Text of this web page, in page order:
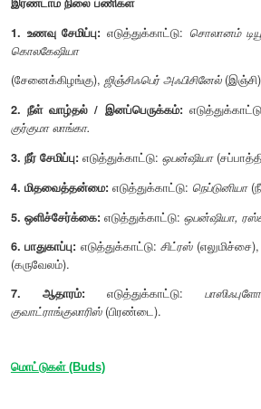
7. கிளைகள் புறவளரிகளாகத்
8. சில தண்டுகள் பலவகையான பல
II. தண்டின் பணிகள் (Functions of the
முதல் நிலை பணிகள்
கனிகளைத் தாங்க உதவுகின்றது.
2. வேரிலிருந்து நீரையும்,
உதவுகிறது.
கடத்துகிறது.